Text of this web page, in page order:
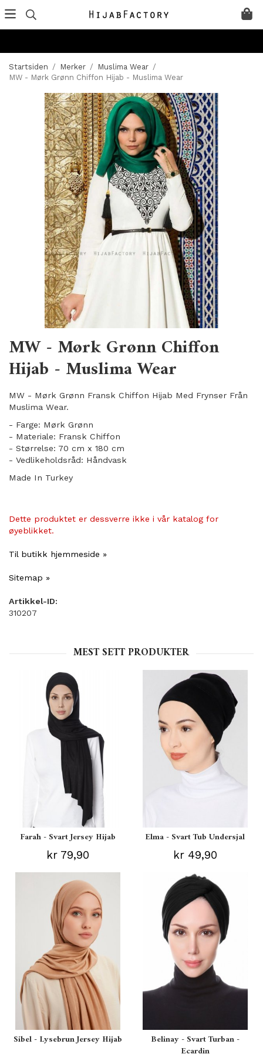
Startsiden / Merker / Muslima Wear /
MW - Mørk Grønn Chiffon Hijab - Muslima Wear
MW - Mørk Grønn Chiffon
Hijab - Muslima Wear
MW - Mørk Grønn Fransk Chiffon Hijab Med Frynser Från
Muslima Wear.
- Farge: Mørk Grønn
- Materiale: Fransk Chiffon
- Størrelse: 70 cm x 180 cm
- Vedlikeholdsråd: Håndvask
Made In Turkey
Dette produktet er dessverre ikke i vår katalog for
øyeblikket.
Til butikk hjemmeside »
Sitemap »
Artikkel-ID:
310207
MEST SETT PRODUKTER
Farah - Svart Jersey Hijab
kr 79,90
Elma - Svart Tub Undersjal
kr 49,90
Sibel - Lysebrun Jersey Hijab
Belinay - Svart Turban -